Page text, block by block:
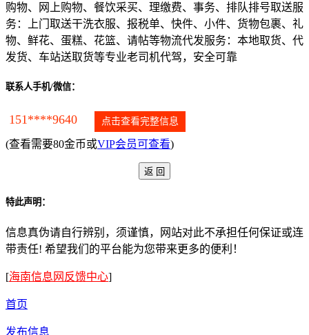
购物、网上购物、餐饮采买、理缴费、事务、排队排号取送服
务：上门取送干洗衣服、报税单、快件、小件、货物包裹、礼
物、鲜花、蛋糕、花篮、请帖等物流代发服务：本地取货、代
发货、车站送取货等专业老司机代驾，安全可靠
联系人手机/微信：
151****9640 点击查看完整信息
(查看需要80金币或VIP会员可查看)
特此声明：
信息真伪请自行辨别，须谨慎，网站对此不承担任何保证或连
带责任! 希望我们的平台能为您带来更多的便利！
[海南信息网反馈中心]
首页
发布信息